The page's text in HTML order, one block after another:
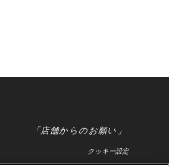
「店舗からのお願い」
クッキー設定